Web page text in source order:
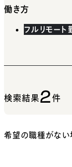
働き方
フルリモート
検索結果2件
希望の職種がない